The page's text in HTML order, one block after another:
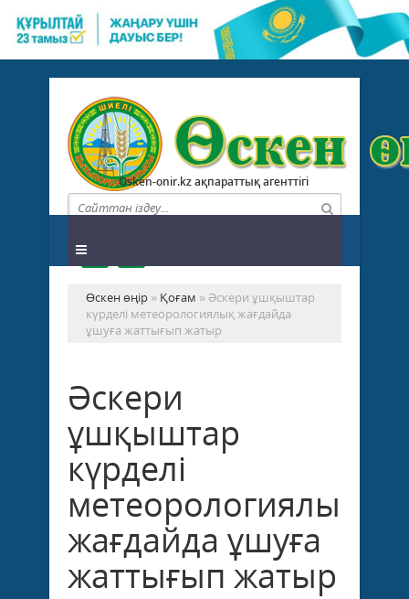
Osken-onir.kz ақпараттық агенттігі
Өскен өңір » Қоғам » Әскери ұшқыштар
күрделі метеорологиялық жағдайда
ұшуға жаттығып жатыр
Әскери
ұшқыштар
күрделі
метеорологиялық
жағдайда ұшуға
жаттығып жатыр